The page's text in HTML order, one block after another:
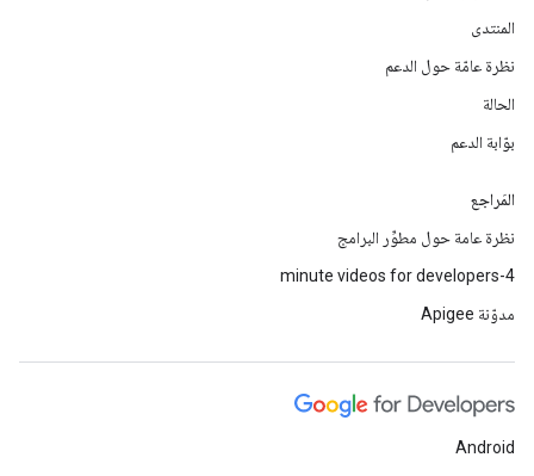
المنتدى
نظرة عامّة حول الدعم
الحالة
بوّابة الدعم
المَراجع
نظرة عامة حول مطوِّر البرامج
4-minute videos for developers
مدوّنة Apigee
Android